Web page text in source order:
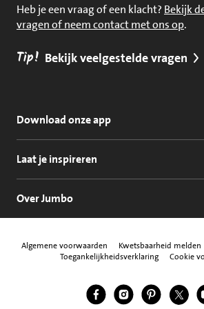
Heb je een vraag of een klacht? Bekijk
vragen of neem contact met ons op.
Tip! Bekijk veelgestelde vragen
Download onze app
Laat je inspireren
Over Jumbo
Algemene voorwaarden Kwetsbaarheid melden
Toegankelijkheidsverklaring
Cookie
Volg ons
Jumbo Facebook
Jumbo Instagram
JumboJumbo